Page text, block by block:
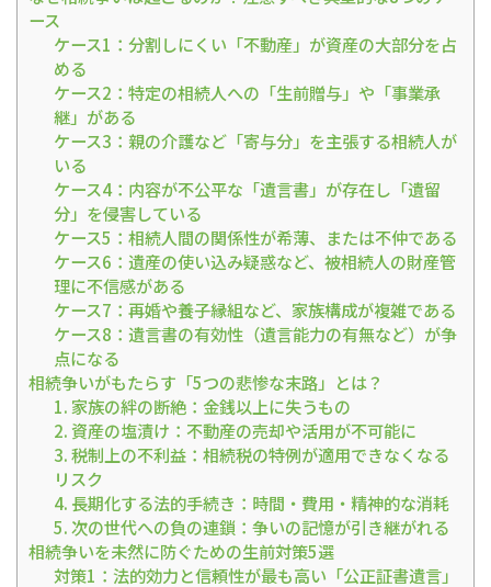
ース
ケース1：分割しにくい「不動産」が資産の大部分を占
める
ケース2：特定の相続人への「生前贈与」や「事業承
継」がある
ケース3：親の介護など「寄与分」を主張する相続人が
いる
ケース4：内容が不公平な「遺言書」が存在し「遺留
分」を侵害している
ケース5：相続人間の関係性が希薄、または不仲である
ケース6：遺産の使い込み疑惑など、被相続人の財産管
理に不信感がある
ケース7：再婚や養子縁組など、家族構成が複雑である
ケース8：遺言書の有効性（遺言能力の有無など）が争
点になる
相続争いがもたらす「5つの悲惨な末路」とは？
1. 家族の絆の断絶：金銭以上に失うもの
2. 資産の塩漬け：不動産の売却や活用が不可能に
3. 税制上の不利益：相続税の特例が適用できなくなる
リスク
4. 長期化する法的手続き：時間・費用・精神的な消耗
5. 次の世代への負の連鎖：争いの記憶が引き継がれる
相続争いを未然に防ぐための生前対策5選
対策1：法的効力と信頼性が最も高い「公正証書遺言」